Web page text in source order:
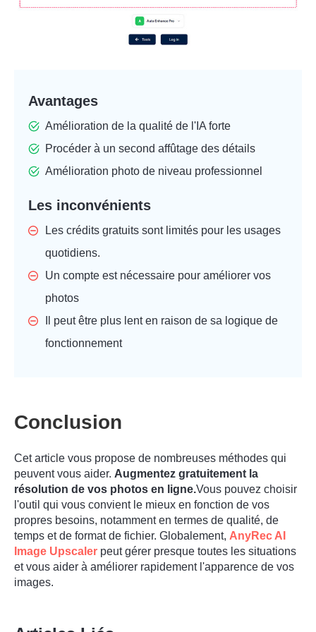
Avantages
Amélioration de la qualité de l'IA forte
Procéder à un second affûtage des détails
Amélioration photo de niveau professionnel
Les inconvénients
Les crédits gratuits sont limités pour les usages
quotidiens.
Un compte est nécessaire pour améliorer vos
photos
Il peut être plus lent en raison de sa logique de
fonctionnement
Conclusion
Cet article vous propose de nombreuses méthodes qui
peuvent vous aider. Augmentez gratuitement la
résolution de vos photos en ligne.Vous pouvez choisir
l'outil qui vous convient le mieux en fonction de vos
propres besoins, notamment en termes de qualité, de
temps et de format de fichier. Globalement, AnyRec AI
Image Upscaler peut gérer presque toutes les situations
et vous aider à améliorer rapidement l'apparence de vos
images.